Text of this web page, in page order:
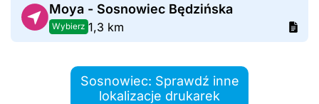
Moya - Sosnowiec Będzińska
Wybierz 1,3 km
Sosnowiec: Sprawdź inne
lokalizacje drukarek